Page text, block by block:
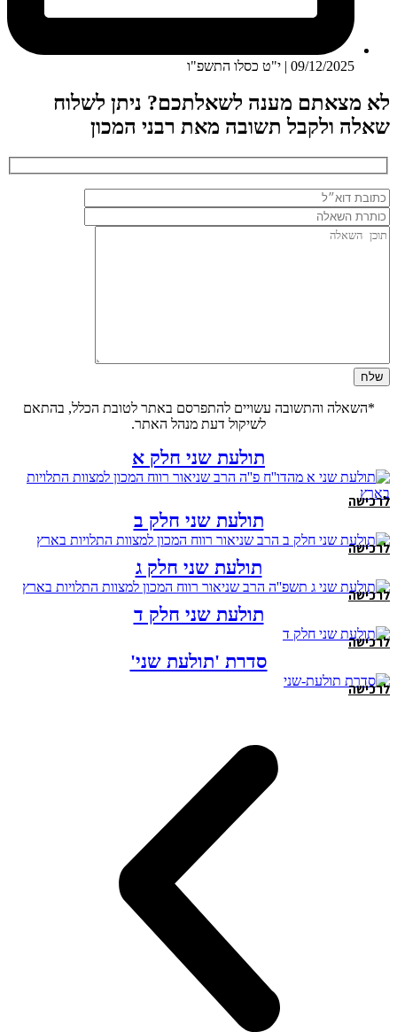
09/12/2025 | י"ט כסלו התשפ"ו
לא מצאתם מענה לשאלתכם? ניתן לשלוח
שאלה ולקבל תשובה מאת רבני המכון
*השאלה והתשובה עשויים להתפרסם באתר לטובת הכלל, בהתאם
לשיקול דעת מנהל האתר.
תולעת שני חלק א
לרכישה
תולעת שני חלק ב
לרכישה
תולעת שני חלק ג
לרכישה
תולעת שני חלק ד
לרכישה
סדרת 'תולעת שני'
לרכישה